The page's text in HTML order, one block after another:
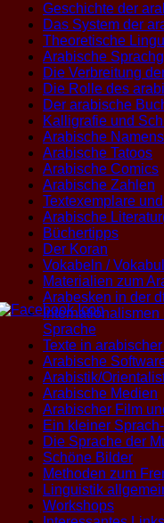
Geschichte der
Das System der
Theoretische
Arabische
Die Verbreitung
Die Rolle des
Der arabische
Kalligrafie und
Arabische
Arabische Tatoos
Arabische Comics
Arabische Zahlen
Textexemplare
Arabische
Büchertipps
Der Koran
Vokabeln /
Materialien zum
Arabesken in der
Internationalismen
Sprache
Texte in
Arabische
Arabistik/
Arabische Medien
Arabischer Film
Ein kleiner
Die Sprache der
Schöne Bilder
Methoden zum
Linguistik
Workshops